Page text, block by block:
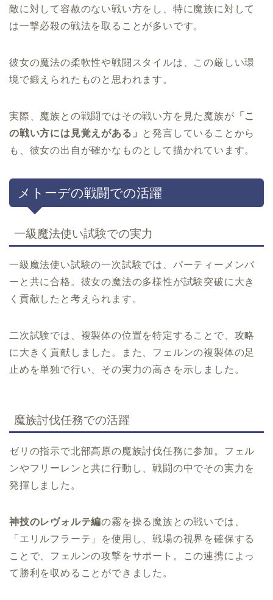
敵に対して容赦のない戦い方をし、特に魔族に対して
は一撃必殺の戦法を取ることが多いです。
彼女の魔法の柔軟性や戦闘スタイルは、この厳しい環
境で鍛えられたものと思われます。
実際、魔族との戦闘ではその戦い方を見た魔族が 「こ
の戦い方には見覚えがある」 と発言していることから
も、彼女の出自が確かなものとして描かれています。
メトーデの戦闘での活躍
一級魔法使い試験での実力
一級魔法使い試験の一次試験では、パーティーメンバ
ーと共に合格。彼女の魔法の多様性が試験突破に大き
く貢献したと考えられます。
二次試験では、複製体の位置を特定することで、攻略
に大きく貢献しました。また、フェルンの複製体の足
止めを単独で行い、その実力の高さを示しました。
魔族討伐任務での活躍
ゼリの指示で北部高原の魔族討伐任務に参加。フェル
ンやフリーレンと共に行動し、戦闘の中でその実力を
発揮しました。
神技のレヴォルテ編の霧を操る魔族との戦いでは、
「エリルフラーテ」を使用し、戦場の視界を確保する
ことで、フェルンの攻撃をサポート。この連携によっ
て勝利を収めることができました。